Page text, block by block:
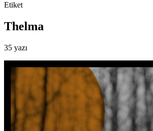
Etiket
Thelma
35 yazı